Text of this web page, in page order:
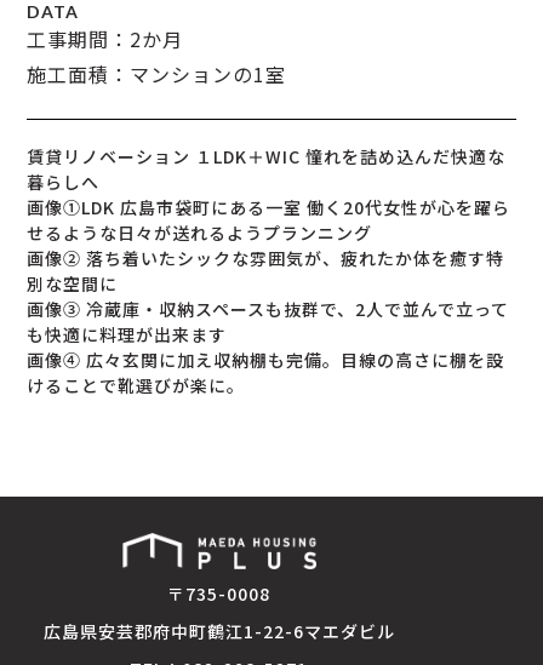
DATA
工事期間：2か月
施工面積：マンションの1室
賃貸リノベーション １LDK＋WIC 憧れを詰め込んだ快適な
暮らしへ
画像➀LDK 広島市袋町にある一室 働く20代女性が心を躍ら
せるような日々が送れるようプランニング
画像➁ 落ち着いたシックな雰囲気が、疲れたか体を癒す特
別な空間に
画像③ 冷蔵庫・収納スペースも抜群で、2人で並んで立って
も快適に料理が出来ます
画像④ 広々玄関に加え収納棚も完備。目線の高さに棚を設
けることで靴選びが楽に。
〒735-0008
広島県安芸郡府中町鶴江1-22-6マエダビル